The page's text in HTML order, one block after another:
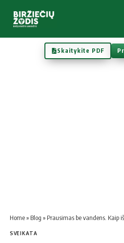
Skaitykite PDF
Home» Blog » Prausimas be vandens. Kaip
SVEIKATA